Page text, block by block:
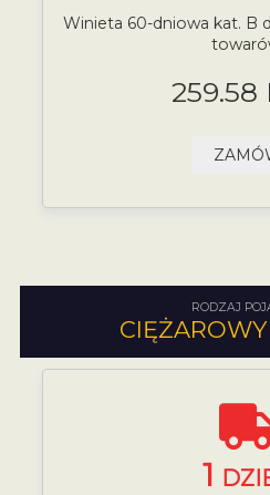
Winieta 60-dniowa kat. B
259.58
RODZAJ
1